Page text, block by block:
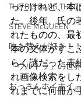
THE BIG BANG
STEVE McQUEEN
吹き替えが好き！！
「ウルトラ」の世
おっさんホイホイ
ったけれど、本
た。後年、氏の
れたものの、最
本の文体がすこ
らく謎だった表
れ画像検索をし
れまでに何冊か